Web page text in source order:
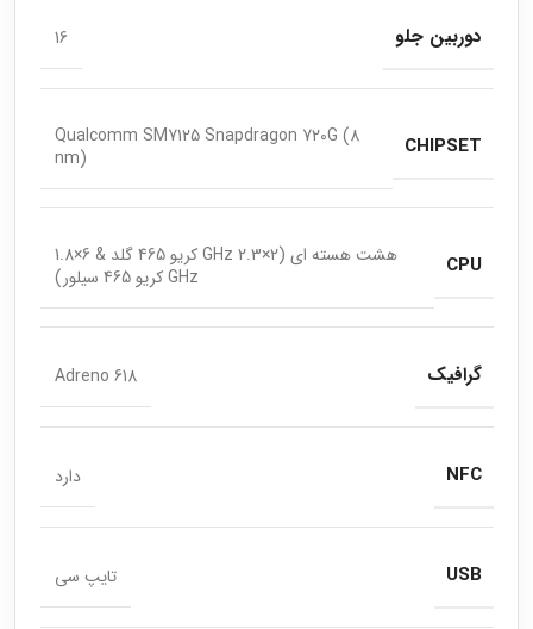
دوربین جلو 16
CHIPSET
Qualcomm SM7125 Snapdragon 720G (8
nm)
CPU
هشت هسته ای (2×2.3 GHz کریو 465 گلد & 6×1.8
GHz کریو 465 سیلور)
گرافیک Adreno 618
NFC دارد
USB تایپ سی